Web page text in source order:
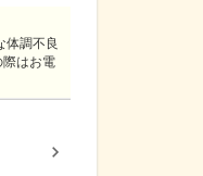
体調不良
際はお電